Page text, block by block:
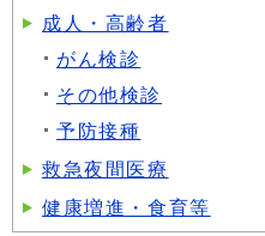
成人・高齢者
がん検診
その他検診
予防接種
救急夜間医療
健康増進・食育等